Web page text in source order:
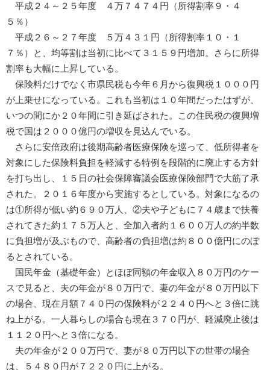
平成２４～２５年度 ４万７４７４円（所得割率９・４
５％）
平成２６～２７年度 ５万４３１円（所得割率１０・１
７％）と、均等割は当初に比べて３１５９円増加。さらに所得
割率も大幅に上昇している。
保険料だけでなく市県民税も今年６月から復興税１０００円
が上乗せになっている。これも当初は１０年間だったはずが、
いつの間にか２０年間に引き延ばされた。この住民税の復興増
税で国は２０００億円の増収を見込んでいる。
さらに安倍政府は後期高齢者医療保険を巡って、低所得者を
対象にした保険料負担を軽減する特例を段階的に廃止する方針
を打ち出し、１５日の社会保障審議会医療保険部門で大筋了承
された。２０１６年度から実施するとしている。対象になるの
は①所得が低い約６９０万人、②夫や子どもに７４歳まで扶養
されてきた約１７５万人と、全加入者約１６００万人の約半数
に負担増が及ぶもので、高齢者の負担増は約８００億円にのぼ
るとされている。
国民年金（基礎年金）とほぼ同額の年金収入８０万円のケー
スで見ると、夫の年金が８０万円で、妻の年金が８０万円以下
の場合、現在月額７４０円の保険料が２２４０円へと３倍に跳
ね上がる。一人暮らしの場合も現在３７０円が、軽減廃止後は
１１２０円へと３倍になる。
夫の年金が２００万円で、妻が８０万円以下の世帯の場合
は、５４８０円が７２２０円に上がる。